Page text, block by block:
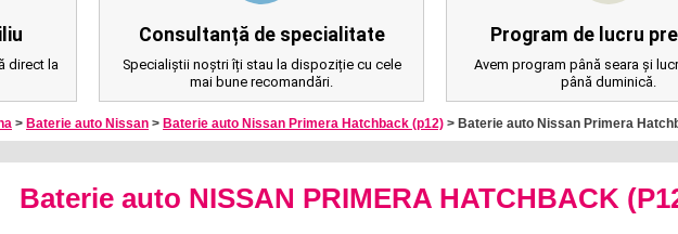
direct la
Consultanță de specialitate
Specialiștii noștri îți stau la dispoziție cu cele
mai bune recomandări.
Program de lucru
Avem program până seara și
până duminică.
> Baterie auto Nissan > Baterie auto Nissan Primera Hatchback (p12) > Baterie auto Nissan Primera
Baterie auto NISSAN PRIMERA HATCHBACK